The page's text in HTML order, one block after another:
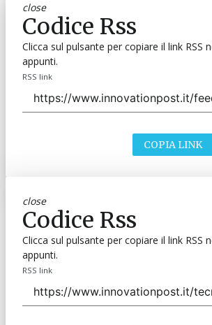
close
Codice Rss
Clicca sul pulsante per copiare il link RSS
appunti.
RSS link
COPIA LINK
close
Codice Rss
Clicca sul pulsante per copiare il link RSS
appunti.
RSS link